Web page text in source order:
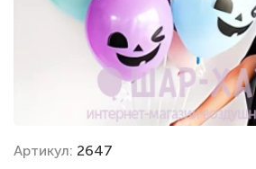
Артикул: 2647